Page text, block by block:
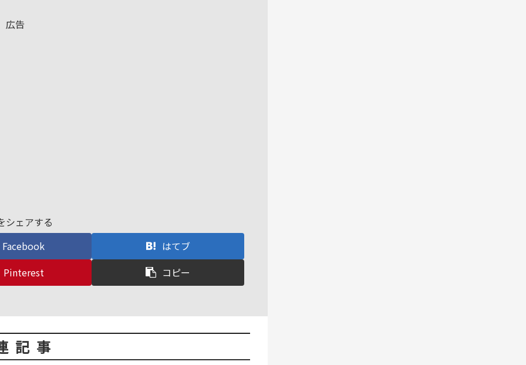
広告
シェアする
Facebook
はてブ
Pinterest
コピー
記事